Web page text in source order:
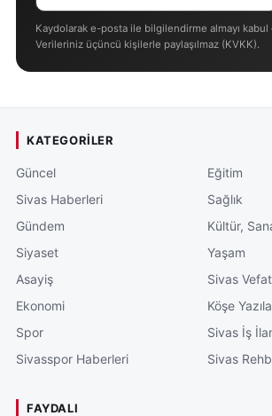
Kaydolarak e-posta ile bilgilendirme almayı
Verileriniz üçüncü kişilerle paylaşılmaz (KVKK).
KATEGORILER
Güncel
Sivas Haberleri
Gündem
Siyaset
Asayiş
Ekonomi
Spor
Sivasspor Haberleri
Eğitim
Sağlık
Kültür,
Yaşam
Sivas
Köşe
Sivas İş
Sivas
FAYDALI